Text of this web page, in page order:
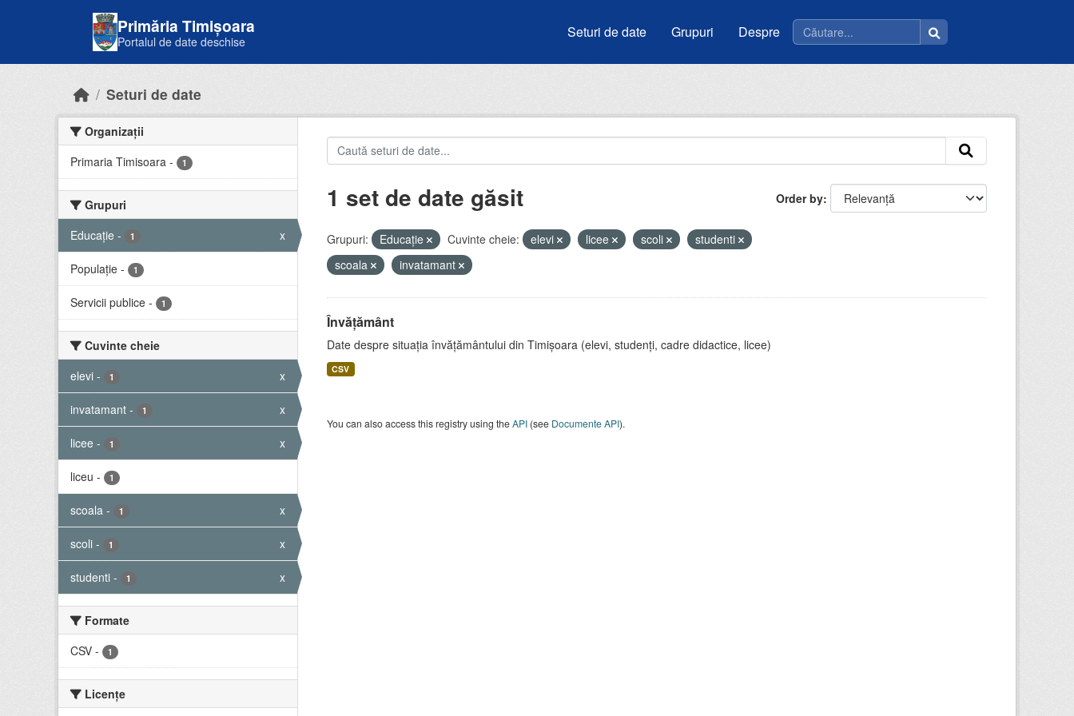
Primăria Timișoara
Portalul de date deschise
Seturi de date Grupuri Despre
Seturi de date
Organizații
Primaria Timisoara - 1
Grupuri
Educație - 1 x
Populație - 1
Servicii publice - 1
Cuvinte cheie
elevi - 1 x
invatamant - 1 x
licee - 1 x
liceu - 1
scoala - 1 x
scoli - 1 x
studenti - 1 x
Formate
CSV - 1
Licenţe
Order by
1 set de date găsit
Grupuri: Educație Cuvinte cheie: elevi licee scoli
studenti
scoala
invatamant
Învățământ
Date despre situația învățământului din Timișoara (elevi, studenți, cadre didactice, licee)
CSV
You can also access this registry using theAPI(see Documente API).